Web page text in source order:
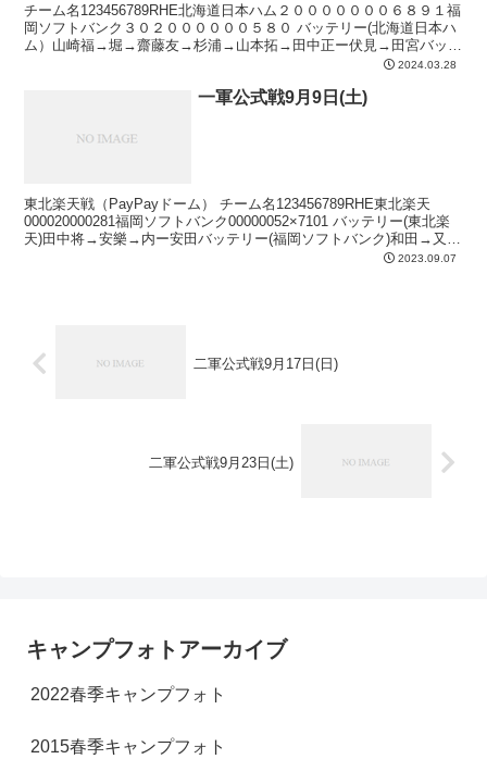
チーム名123456789RHE北海道日本ハム２０００００００６８９１福
岡ソフトバンク３０２００００００５８０ バッテリー(北海道日本ハ
ム）山崎福→堀→齋藤友→杉浦→山本拓→田中正ー伏見→田宮バッテ
2024.03.28
一軍公式戦9月9日(土)
東北楽天戦（PayPayドーム） チーム名123456789RHE東北楽天
000020000281福岡ソフトバンク00000052×7101 バッテリー(東北楽
天)田中将→安樂→内ー安田バッテリー(福岡ソフトバンク)和田→又吉
2023.09.07
二軍公式戦9月17日(日)
二軍公式戦9月23日(土)
キャンプフォトアーカイブ
2022春季キャンプフォト
2015春季キャンプフォト